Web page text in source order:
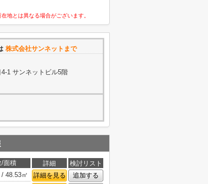
地とは異なる場合がございます。
株式会社サンネットまで
1 サンネットビル5階
/面積 詳細
検討リスト
48.53㎡ 詳細を見る
追加する